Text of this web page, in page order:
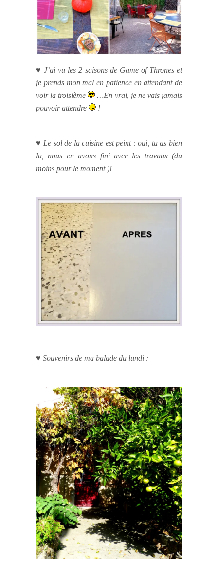
♥ J’ai vu les 2 saisons de Game of Thrones et
je prends mon mal en patience en attendant de
voir la troisième
…En vrai, je ne vais jamais
pouvoir attendre
!
♥ Le sol de la cuisine est peint : oui, tu as bien
lu, nous en avons fini avec les travaux (du
moins pour le moment )!
♥ Souvenirs de ma balade du lundi :